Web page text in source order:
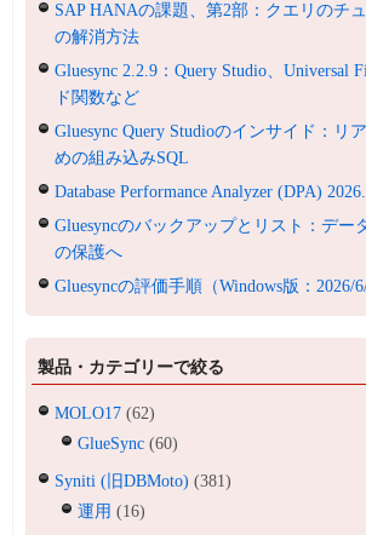
SAP HANAの課題、第2部：クエリのチ
の解消方法
Gluesync 2.2.9：Query Studio、Universal
ド関数など
Gluesync Query Studioのインサイド：リ
めの組み込みSQL
Database Performance Analyzer (DPA)
Gluesyncのバックアップとリスト：デー
の保護へ
Gluesyncの評価手順（Windows版：2026/
製品・カテゴリーで絞る
MOLO17 (62)
GlueSync (60)
Syniti (旧DBMoto) (381)
運用 (16)